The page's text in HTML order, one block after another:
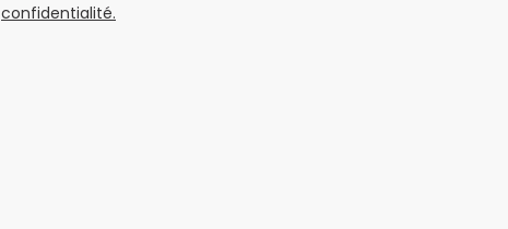
confidentialité.